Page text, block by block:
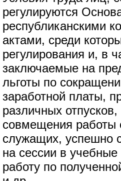
регулируются
республиканскими
актами, среди
регулирования и, в
заключаемые на
льготы по
заработной платы,
различных
совмещения работы
служащих, успешно
на сессии в
работу по